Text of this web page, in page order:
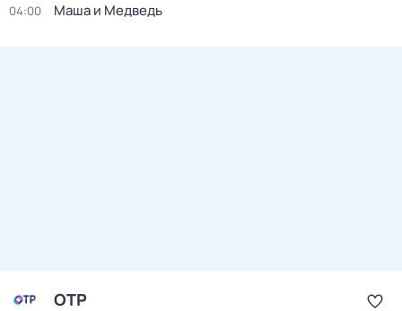
04:00 Маша и Медведь
ОТР